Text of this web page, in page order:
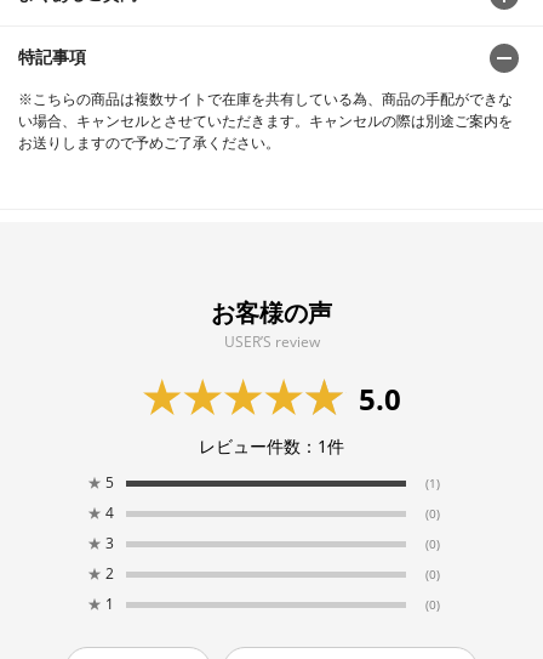
特記事項
※こちらの商品は複数サイトで在庫を共有している為、商品の手配ができな
い場合、キャンセルとさせていただきます。キャンセルの際は別途ご案内を
お送りしますので予めご了承ください。
お客様の声
USER’S review
5.0
レビュー件数： 1件
★ 5 (1)
★ 4 (0)
★ 3 (0)
★ 2 (0)
★ 1 (0)